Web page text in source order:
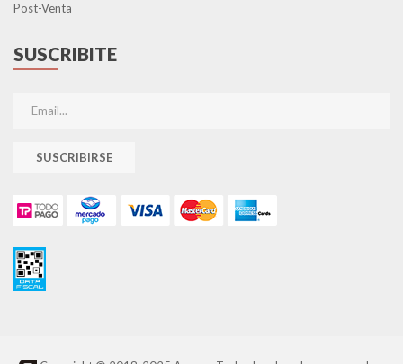
Post-Venta
SUSCRIBITE
SUSCRIBIRSE